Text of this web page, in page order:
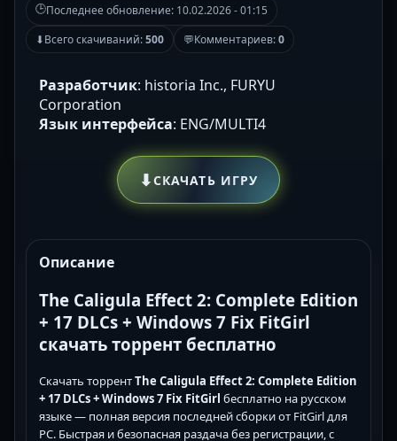
🕒Последнее обновление: 10.02.2026 - 01:15
⬇Всего скачиваний:500 💬Комментариев:0
Разработчик: historia Inc., FURYU
Corporation
Язык интерфейса: ENG/MULTI4
⬇СКАЧАТЬ ИГРУ
Описание
The Caligula Effect 2: Complete Edition
+ 17 DLCs + Windows 7 Fix FitGirl
скачать торрент бесплатно
Скачать торрентThe Caligula Effect 2: Complete Edition
+ 17 DLCs + Windows 7 Fix FitGirl бесплатно на русском
языке — полная версия последней сборки от FitGirl для
PC. Быстрая и безопасная раздача без регистрации, с